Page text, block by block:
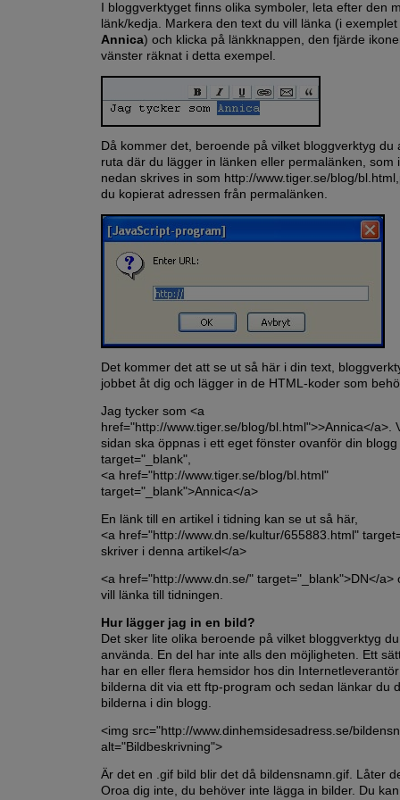
I bloggverktyget finns olika symboler, leta efter den
länk/kedja. Markera den text du vill länka (i
Annica) och klicka på länkknappen, den fjärde
vänster räknat i detta exempel.
Då kommer det, beroende på vilket bloggverktyg du
ruta där du lägger in länken eller permalänken, som
nedan skrives in som http://www.tiger.se/blog/
du kopierat adressen från permalänken.
Det kommer det att se ut så här i din text,
jobbet åt dig och lägger in de HTML-koder som
Jag tycker som <a
href="http://www.tiger.se/blog/bl.html">>Annica</a>.
sidan ska öppnas i ett eget fönster ovanför din
target="_blank",
<a href="http://www.tiger.se/blog/bl.html"
target="_blank">Annica</a>
En länk till en artikel i tidning kan se ut så här,
<a href="http://www.dn.se/kultur/655883.html"
skriver i denna artikel</a>
<a href="http://www.dn.se/" target="_blank">DN</a>
vill länka till tidningen.
Hur lägger jag in en bild?
Det sker lite olika beroende på vilket bloggverktyg
använda. En del har inte alls den möjligheten. Ett
har en eller flera hemsidor hos din
bilderna dit via ett ftp-program och sedan länkar du
bilderna i din blogg.
<img src="http://www.dinhemsidesadress.se/
alt="Bildbeskrivning">
Är det en .gif bild blir det då bildensnamn.gif. Låter
Oroa dig inte, du behöver inte lägga in bilder. Du